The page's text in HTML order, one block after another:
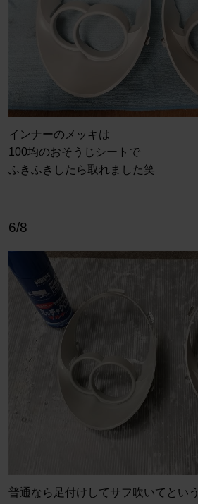
インナーのメッキは
100均のおそうじシートで
ふきふきしたら取れました笑
6/8
普通なら足付けしてサフ吹いてという